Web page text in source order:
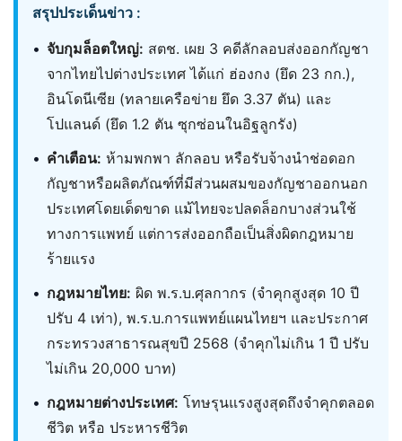
สรุปประเด็นข่าว :
• จับกุมล็อตใหญ่: สตช. เผย 3 คดีลักลอบส่งออกกัญชา
จากไทยไปต่างประเทศ ได้แก่ ฮ่องกง (ยึด 23 กก.),
อินโดนีเซีย (ทลายเครือข่าย ยึด 3.37 ตัน) และ
โปแลนด์ (ยึด 1.2 ตัน ซุกซ่อนในอิฐลูกรัง)
• คำเตือน: ห้ามพกพา ลักลอบ หรือรับจ้างนำช่อดอก
กัญชาหรือผลิตภัณฑ์ที่มีส่วนผสมของกัญชาออกนอก
ประเทศโดยเด็ดขาด แม้ไทยจะปลดล็อกบางส่วนใช้
ทางการแพทย์ แต่การส่งออกถือเป็นสิ่งผิดกฎหมาย
ร้ายแรง
• กฎหมายไทย: ผิด พ.ร.บ.ศุลกากร (จำคุกสูงสุด 10 ปี
ปรับ 4 เท่า), พ.ร.บ.การแพทย์แผนไทยฯ และประกาศ
กระทรวงสาธารณสุขปี 2568 (จำคุกไม่เกิน 1 ปี ปรับ
ไม่เกิน 20,000 บาท)
• กฎหมายต่างประเทศ: โทษรุนแรงสูงสุดถึงจำคุกตลอด
ชีวิต หรือ ประหารชีวิต